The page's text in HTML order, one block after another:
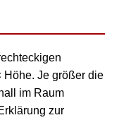
Höhe. Je größer die
im Raum
zur